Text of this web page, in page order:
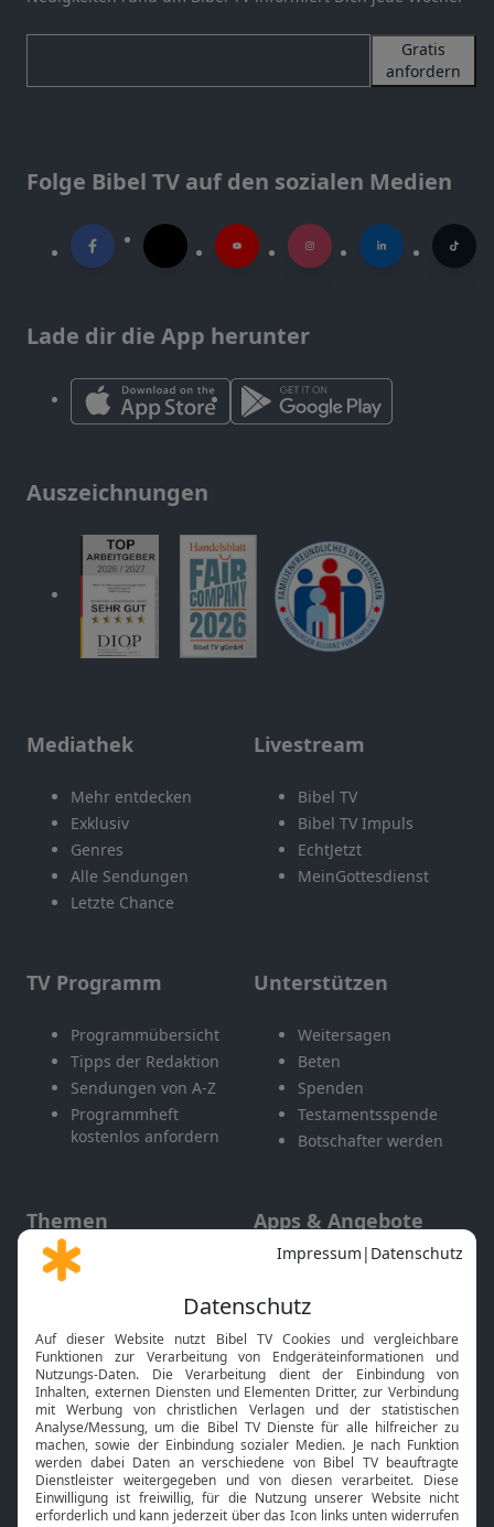
Gratis
anfordern
Folge Bibel TV auf den sozialen Medien
Lade dir die App herunter
Auszeichnungen
Mediathek
Mehr entdecken
Exklusiv
Genres
Alle Sendungen
Letzte Chance
Livestream
Bibel TV
Bibel TV Impuls
EchtJetzt
MeinGottesdienst
TV Programm
Programmübersicht
Tipps der Redaktion
Sendungen von A-Z
Programmheft
kostenlos anfordern
Unterstützen
Weitersagen
Beten
Spenden
Testamentsspende
Botschafter werden
Themen
Gott und Bibel erklärt
Neuigkeiten
Apps & Angebote
Mobile App
Smart TV
HbbTV
Bibelthek Online-Bibel
Nächster Gottesdienst
Bibel TV Service